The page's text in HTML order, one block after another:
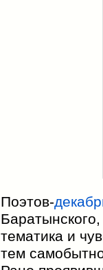
Поэтов-
тематика и
тем